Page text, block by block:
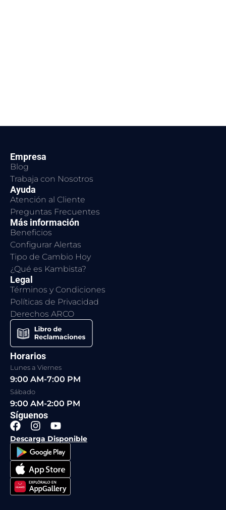
Empresa
Blog
Trabaja con Nosotros
Ayuda
Atención al Cliente
Preguntas Frecuentes
Más información
Beneficios
Configurar Alertas
Tipo de Cambio Hoy
¿Qué es Kambista?
Legal
Términos y Condiciones
Políticas de Privacidad
Derechos ARCO
Horarios
Lunes a Viernes
9:00 AM-7:00 PM
Sábado
9:00 AM-2:00 PM
Síguenos
F
a
c
e
b
o
o
k
I
n
s
t
a
g
r
a
Y
o
u
t
u
b
e
Descarga Disponible